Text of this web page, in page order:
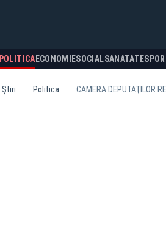
POLITICA ECONOMIESOCIALSANATATE
Știri Politica CAMERA DEPUTAŢILOR